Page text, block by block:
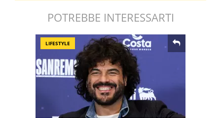
POTREBBE INTERESSARTI
LIFESTYLE